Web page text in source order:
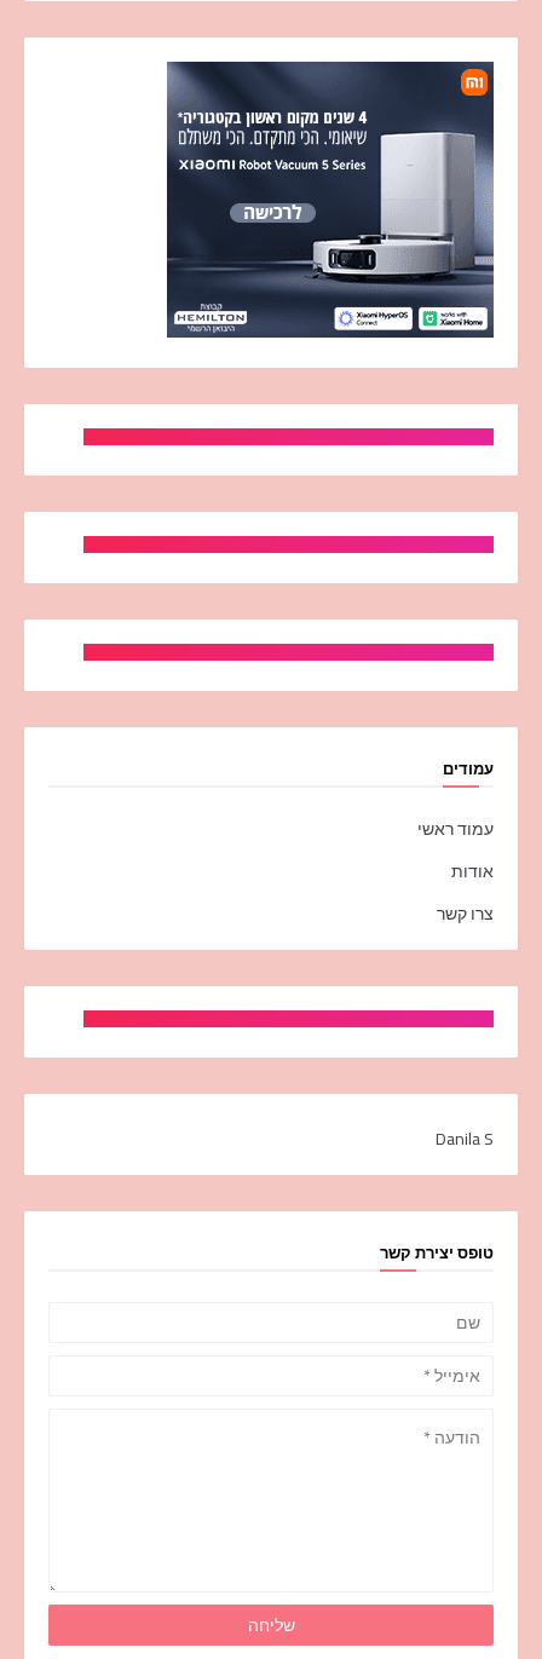
עמודים
עמוד ראשי
אודות
צרו קשר
Danila S
טופס יצירת קשר